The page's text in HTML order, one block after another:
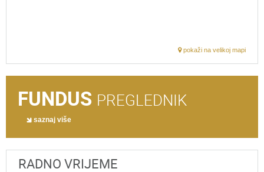
pokaži na velikoj mapi
FUNDUS PREGLEDNIK
saznaj više
RADNO VRIJEME